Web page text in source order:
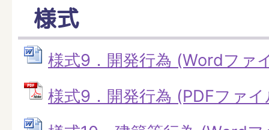
様式
様式9．開発行為 (Wordファ
様式9．開発行為 (PDFファ